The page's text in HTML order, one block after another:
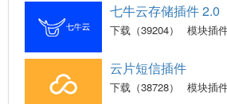
七牛云存储插件 2.0
下载（39204） 模块插
云片短信插件
下载（38728） 模块插